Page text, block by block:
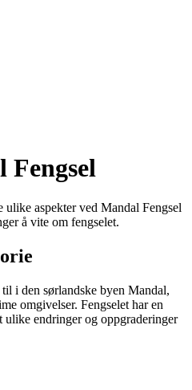
aspekter ved Mandal Fengsel
å vite om fengselet.
i den sørlandske byen Mandal,
omgivelser. Fengselet har en
ulike endringer og oppgraderinger